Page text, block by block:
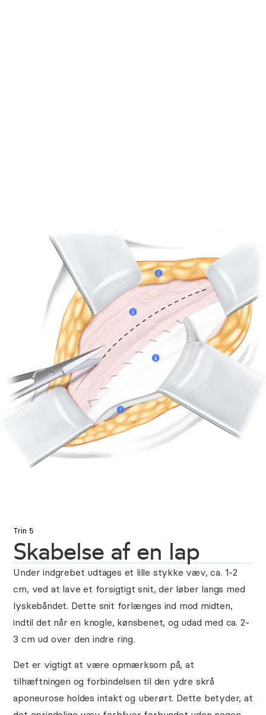
Trin 5
Skabelse af en lap
Under indgrebet udtages et lille stykke væv, ca. 1-2
cm, ved at lave et forsigtigt snit, der løber langs med
lyskebåndet. Dette snit forlænges ind mod midten,
indtil det når en knogle, kønsbenet, og udad med ca. 2-
3 cm ud over den indre ring.
Det er vigtigt at være opmærksom på, at
tilhæftningen og forbindelsen til den ydre skrå
aponeurose holdes intakt og uberørt. Dette betyder, at